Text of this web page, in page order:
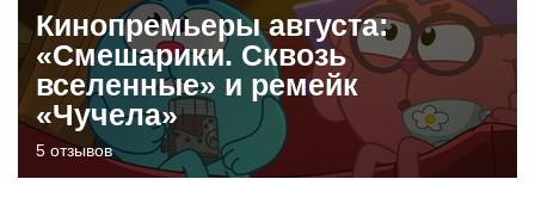
Кинопремьеры августа:
«Смешарики. Сквозь
вселенные» и ремейк
«Чучела»
5 отзывов